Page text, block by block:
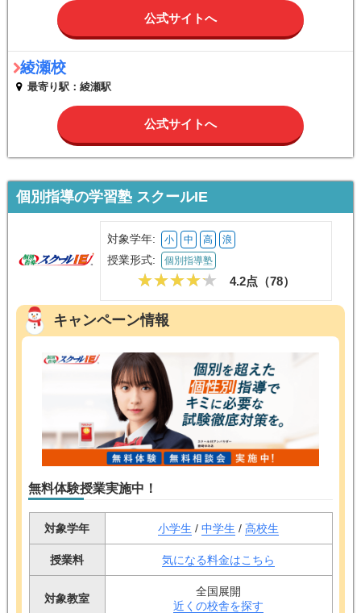
公式サイトへ
綾瀬校
最寄り駅：綾瀬駅
公式サイトへ
個別指導の学習塾 スクールIE
対象学年: 小 中 高 浪
授業形式: 個別指導塾
4.2点（78）
キャンペーン情報
無料体験授業実施中！
対象学年 小学生 / 中学生 / 高校生
授業料 気になる料金はこちら
対象教室
全国展開
近くの校舎を探す